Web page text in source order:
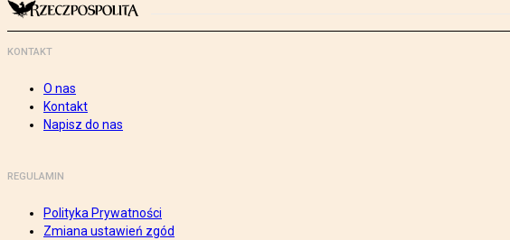
KONTAKT
O nas
Kontakt
Napisz do nas
REGULAMIN
Polityka Prywatności
Zmiana ustawień zgód